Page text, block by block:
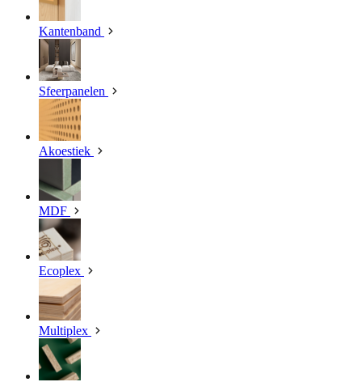
Kantenband
Sfeerpanelen
Akoestiek
MDF
Ecoplex
Multiplex